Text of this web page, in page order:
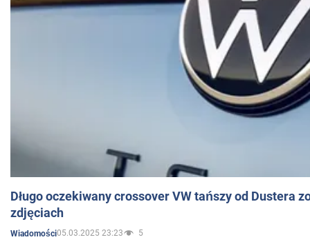
Długo oczekiwany crossover VW tańszy od Dustera
zdjęciach
Wiadomości05.03.2025 23:23 5